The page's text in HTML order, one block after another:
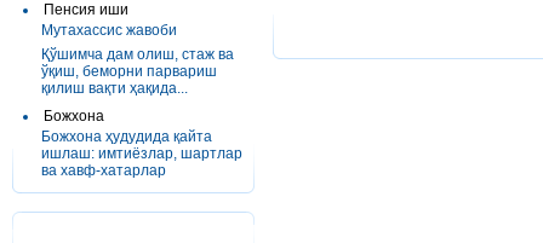
Пенсия иши
Мутахассис жавоби
Қўшимча дам олиш, стаж ва
ўқиш, беморни парвариш
қилиш вақти ҳақида...
Божхона
Божхона ҳудудида қайта
ишлаш: имтиёзлар, шартлар
ва хавф-хатарлар